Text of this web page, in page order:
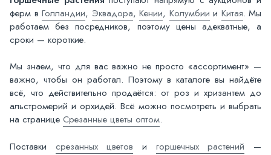
ферм в Голландии, Эквадора, Кении, Колумбии и Китая. Мы
работаем без посредников, поэтому цены адекватные, а
сроки — короткие.
Мы знаем, что для вас важно не просто «ассортимент» —
важно, чтобы он работал. Поэтому в каталоге вы найдёте
всё, что действительно продаётся: от роз и хризантем до
альстромерий и орхидей. Всё можно посмотреть и выбрать
на странице Срезанные цветы оптом.
Поставки срезанных цветов и горшечных растений —